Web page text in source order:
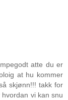
atte du er
at hu kommer
skjønn!!! takk for
vi kan snu